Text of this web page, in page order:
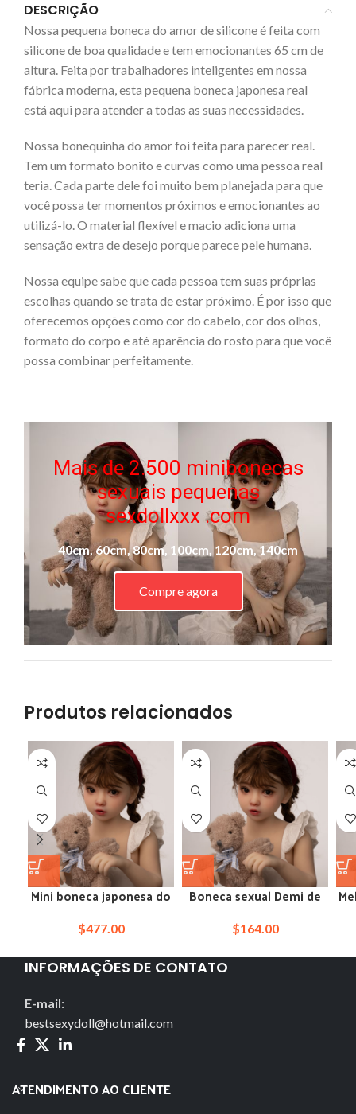
DESCRIÇÃO
Nossa pequena boneca do amor de silicone é feita com
silicone de boa qualidade e tem emocionantes 65 cm de
altura. Feita por trabalhadores inteligentes em nossa
fábrica moderna, esta pequena boneca japonesa real
está aqui para atender a todas as suas necessidades.
Nossa bonequinha do amor foi feita para parecer real.
Tem um formato bonito e curvas como uma pessoa real
teria. Cada parte dele foi muito bem planejada para que
você possa ter momentos próximos e emocionantes ao
utilizá-lo. O material flexível e macio adiciona uma
sensação extra de desejo porque parece pele humana.
Nossa equipe sabe que cada pessoa tem suas próprias
escolhas quando se trata de estar próximo. É por isso que
oferecemos opções como cor do cabelo, cor dos olhos,
formato do corpo e até aparência do rosto para que você
possa combinar perfeitamente.
Mais de 2.500 minibonecas
sexuais pequenas
sexdollxxx .com
40cm, 60cm, 80cm, 100cm, 120cm, 140cm
Compre agora
Produtos relacionados
Mini boneca japonesa do
cm
$477.00
Boneca sexual Demi de
$164.00
INFORMAÇÕES DE CONTATO
E-mail:
bestsexydoll@hotmail.com
ATENDIMENTO AO CLIENTE